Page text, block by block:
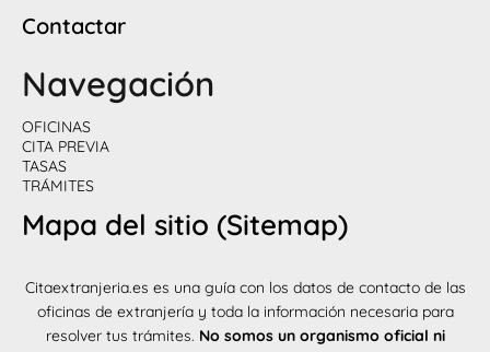
Contactar
Navegación
OFICINAS
CITA PREVIA
TASAS
TRÁMITES
Mapa del sitio (Sitemap)
Citaextranjeria.es es una guía con los datos de contacto de las
oficinas de extranjería y toda la información necesaria para
resolver tus trámites. No somos un organismo oficial ni